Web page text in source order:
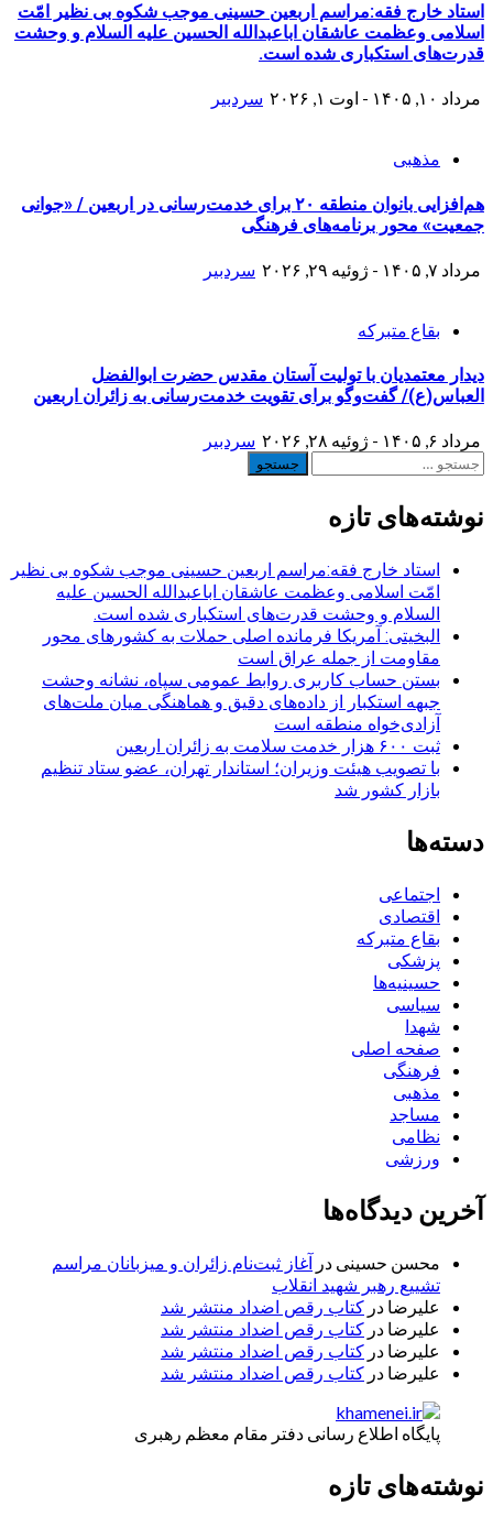
استاد خارج فقه:مراسم اربعین حسینی موجب شکوه بی نظیر امّت
اسلامی وعظمت عاشقان اباعبدالله الحسین علیه السلام و وحشت
قدرت‌های استکباری شده است.
مرداد ۱۰, ۱۴۰۵ - اوت ۱, ۲۰۲۶ سردبیر
مذهبی
هم‌افزایی بانوان منطقه ۲۰ برای خدمت‌رسانی در اربعین / «جوانی
جمعیت» محور برنامه‌های فرهنگی
مرداد ۷, ۱۴۰۵ - ژوئیه ۲۹, ۲۰۲۶ سردبیر
بقاع متبرکه
دیدار معتمدیان با تولیت آستان مقدس حضرت ابوالفضل
العباس(ع)/ گفت‌وگو برای تقویت خدمت‌رسانی به زائران اربعین
مرداد ۶, ۱۴۰۵ - ژوئیه ۲۸, ۲۰۲۶
سردبیر
جستجو
نوشته‌های تازه
استاد خارج فقه:مراسم اربعین حسینی موجب شکوه بی نظیر
امّت اسلامی وعظمت عاشقان اباعبدالله الحسین علیه
السلام و وحشت قدرت‌های استکباری شده است.
البخیتی: آمریکا فرمانده اصلی حملات به کشورهای محور
مقاومت از جمله عراق است
بستن حساب کاربری روابط عمومی سپاه، نشانه‌ وحشت
جبهه استکبار از داده‌های دقیق و هماهنگی میان ملت‌های
آزادی‌خواه منطقه است
ثبت ۶۰۰ هزار خدمت سلامت به زائران اربعین
با تصویب هیئت وزیران؛ استاندار تهران، عضو ستاد تنظیم
بازار کشور شد
دسته‌ها
اجتماعی
اقتصادی
بقاع متبرکه
پزشکی
حسینیه‌ها
سیاسی
شهدا
صفحه اصلی
فرهنگی
مذهبی
مساجد
نظامی
ورزشی
آخرین دیدگاه‌ها
محسن حسینی در آغاز ثبت‌نام زائران و میزبانان مراسم
تشییع رهبر شهید انقلاب
علیرضا در کتاب رقص اضداد منتشر شد
علیرضا در کتاب رقص اضداد منتشر شد
علیرضا در کتاب رقص اضداد منتشر شد
علیرضا در کتاب رقص اضداد منتشر شد
پایگاه اطلاع رسانی دفتر مقام معظم رهبری
نوشته‌های تازه